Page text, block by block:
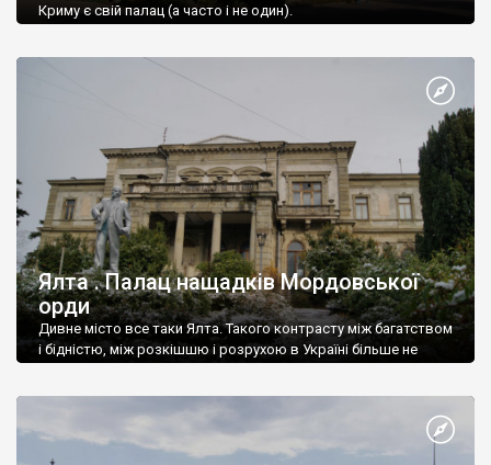
Криму є свій палац (а часто і не один).
Ялта . Палац нащадків Мордовської
орди
Дивне місто все таки Ялта. Такого контрасту між багатством
і бідністю, між розкішшю і розрухою в Україні більше не